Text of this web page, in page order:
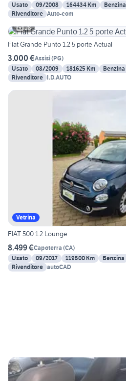
Usato
09/2008 164434 Km Benzina
Rivenditore Auto-com
28
Fiat Grande Punto 1.2 5 porte Actual
3.000 €Assisi(PG)
Usato
08/2009 181625 Km Benzina
Rivenditore I.D.AUTO
Vetrina
FIAT 500 1.2 Lounge
8.499 €Capoterra (CA)
Usato
09/2017 119500 Km Benzina
Rivenditore autoCAD